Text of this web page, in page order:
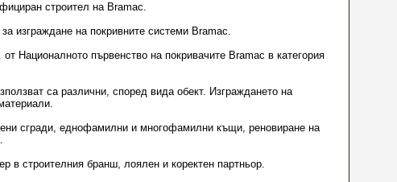
строител на Bramac.
изграждане на покривните системи Bramac.
Националното първенство на покривачите Bramac в категория
са различни, според вида обект. Изграждането на
сгради, еднофамилни и многофамилни къщи, реновиране на
в строителния бранш, лоялен и коректен партньор.